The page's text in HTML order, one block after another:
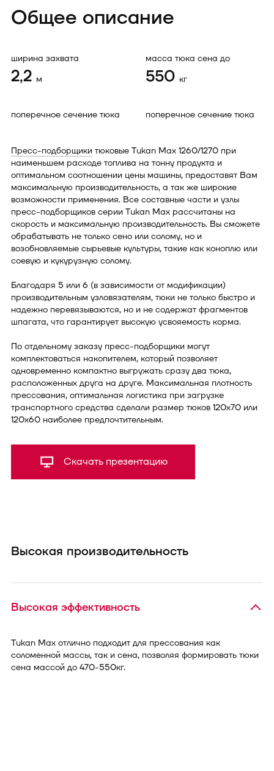
Общее описание
ширина захвата
2,2 м
масса тюка сена до
550 кг
поперечное сечение тюка поперечное сечение тюка
Пресс-подборщики тюковые Tukan Max 1260/1270 при
наименьшем расходе топлива на тонну продукта и
оптимальном соотношении цены машины, предоставят Вам
максимальную производительность, а так же широкие
возможности применения. Все составные части и узлы
пресс-подборщиков серии Tukan Max рассчитаны на
скорость и максимальную производительность. Вы сможете
обрабатывать не только сено или солому, но и
возобновляемые сырьевые культуры, такие как коноплю или
соевую и кукурузную солому.
Благодаря 5 или 6 (в зависимости от модификации)
производительным узловязателям, тюки не только быстро и
надежно перевязываются, но и не содержат фрагментов
шпагата, что гарантирует высокую усвояемость корма.
По отдельному заказу пресс-подборщики могут
комплектоваться накопителем, который позволяет
одновременно компактно выгружать сразу два тюка,
расположенных друга на друге. Максимальная плотность
прессования, оптимальная логистика при загрузке
транспортного средства сделали размер тюков 120x70 или
120х60 наиболее предпочтительным.
Скачать презентацию
Высокая производительность
Высокая эффективность
Tukan Max отлично подходит для прессования как
соломенной массы, так и сена, позволяя формировать тюки
сена массой до 470-550кг.